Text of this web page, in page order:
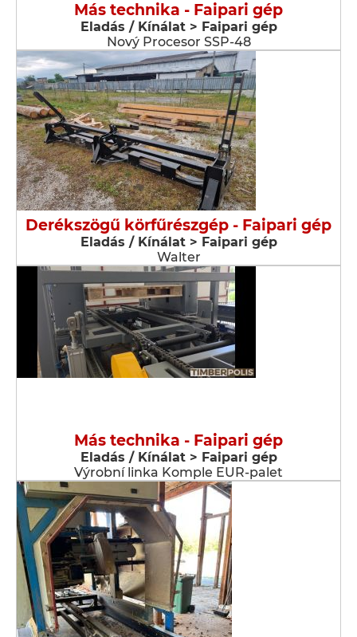
Más technika - Faipari gép
Eladás / Kínálat > Faipari gép
Nový Procesor SSP-48
Derékszögű körfűrészgép - Faipari gép
Eladás / Kínálat > Faipari gép
Walter
Más technika - Faipari gép
Eladás / Kínálat > Faipari gép
Výrobní linka Komple EUR-palet